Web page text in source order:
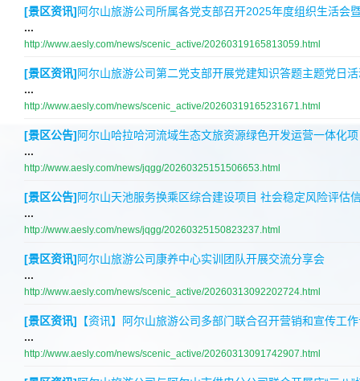
[景区资讯]阿尔山旅游公司所属各党支部召开2025年度组织生活会
...
http://www.aesly.com/news/scenic_active/20260319165813059.html
[景区资讯]阿尔山旅游公司第二党支部开展党建知识答题主题党日
...
http://www.aesly.com/news/scenic_active/20260319165231671.html
[景区公告]阿尔山哈拉哈河流域生态文旅资源绿色开发运营一体化
...
http://www.aesly.com/news/jqgg/20260325151506653.html
[景区公告]阿尔山天池服务换乘区综合建设项目 社会稳定风险评估
...
http://www.aesly.com/news/jqgg/20260325150823237.html
[景区资讯]阿尔山旅游公司康养中心实训团队开展交流分享会
...
http://www.aesly.com/news/scenic_active/20260313092202724.html
[景区资讯] 【资讯】阿尔山旅游公司多部门联合召开营销和宣传工
...
http://www.aesly.com/news/scenic_active/20260313091742907.html